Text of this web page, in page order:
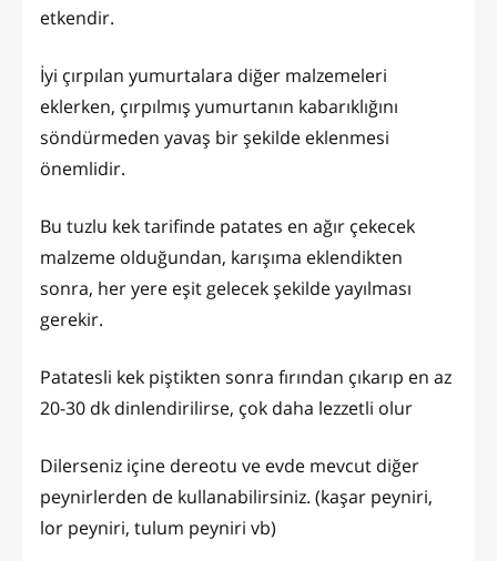
etkendir.
İyi çırpılan yumurtalara diğer malzemeleri
eklerken, çırpılmış yumurtanın kabarıklığını
söndürmeden yavaş bir şekilde eklenmesi
önemlidir.
Bu tuzlu kek tarifinde patates en ağır çekecek
malzeme olduğundan, karışıma eklendikten
sonra, her yere eşit gelecek şekilde yayılması
gerekir.
Patatesli kek piştikten sonra fırından çıkarıp en az
20-30 dk dinlendirilirse, çok daha lezzetli olur
Dilerseniz içine dereotu ve evde mevcut diğer
peynirlerden de kullanabilirsiniz. (kaşar peyniri,
lor peyniri, tulum peyniri vb)